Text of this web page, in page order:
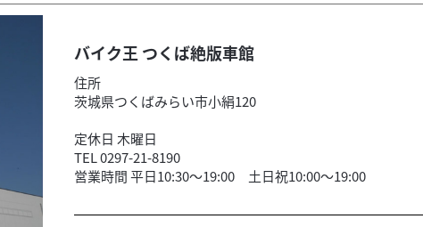
バイク王 つくば絶版車館
住所
茨城県つくばみらい市小絹120
定休日 木曜日
TEL 0297-21-8190
営業時間 平日10:30～19:00 土日祝10:00～19:00